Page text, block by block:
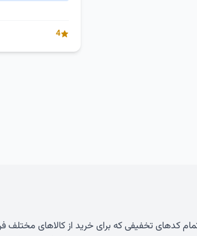
4
کدهای تخفیفی که برای خرید از کالاهای مختلف